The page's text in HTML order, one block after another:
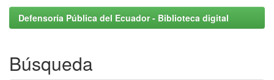
Defensoría Pública del Ecuador - Biblioteca digital
Búsqueda